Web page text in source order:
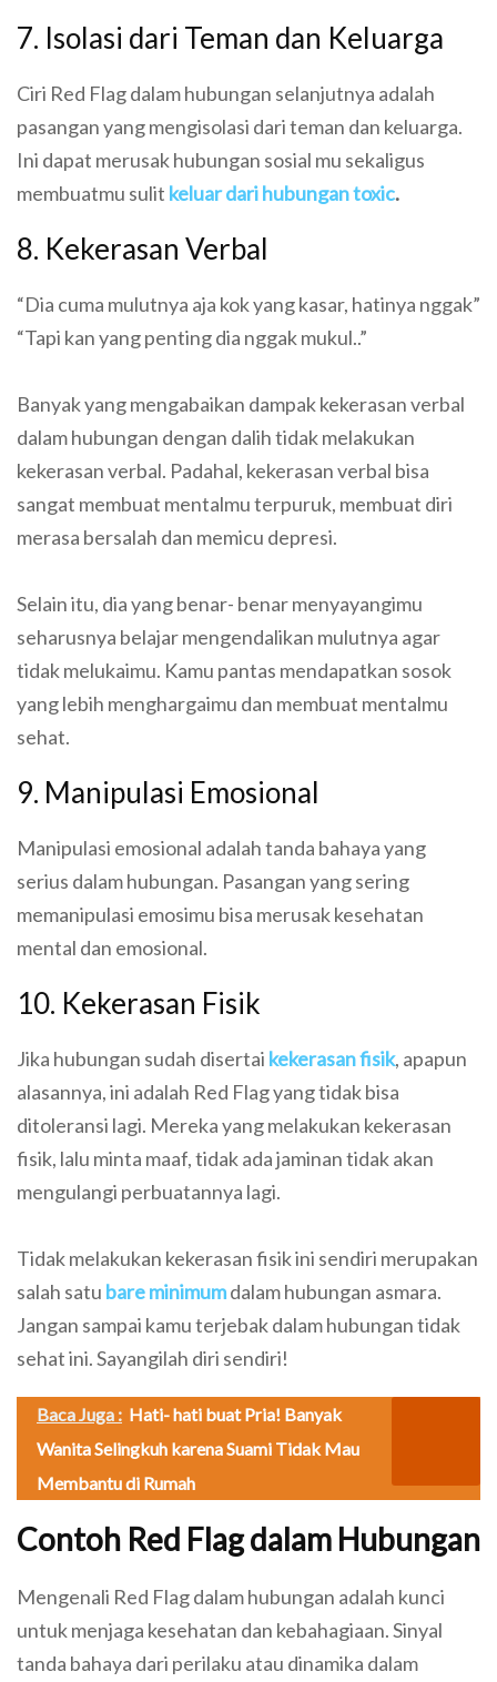
7. Isolasi dari Teman dan Keluarga
Ciri Red Flag dalam hubungan selanjutnya adalah
pasangan yang mengisolasi dari teman dan keluarga.
Ini dapat merusak hubungan sosial mu sekaligus
membuatmu sulit keluar dari hubungan toxic.
8. Kekerasan Verbal
“Dia cuma mulutnya aja kok yang kasar, hatinya nggak”
“Tapi kan yang penting dia nggak mukul..”
Banyak yang mengabaikan dampak kekerasan verbal
dalam hubungan dengan dalih tidak melakukan
kekerasan verbal. Padahal, kekerasan verbal bisa
sangat membuat mentalmu terpuruk, membuat diri
merasa bersalah dan memicu depresi.
Selain itu, dia yang benar- benar menyayangimu
seharusnya belajar mengendalikan mulutnya agar
tidak melukaimu. Kamu pantas mendapatkan sosok
yang lebih menghargaimu dan membuat mentalmu
sehat.
9. Manipulasi Emosional
Manipulasi emosional adalah tanda bahaya yang
serius dalam hubungan. Pasangan yang sering
memanipulasi emosimu bisa merusak kesehatan
mental dan emosional.
10. Kekerasan Fisik
Jika hubungan sudah disertai kekerasan fisik, apapun
alasannya, ini adalah Red Flag yang tidak bisa
ditoleransi lagi. Mereka yang melakukan kekerasan
fisik, lalu minta maaf, tidak ada jaminan tidak akan
mengulangi perbuatannya lagi.
Tidak melakukan kekerasan fisik ini sendiri merupakan
salah satu bare minimumdalam hubungan asmara.
Jangan sampai kamu terjebak dalam hubungan tidak
sehat ini. Sayangilah diri sendiri!
Baca Juga : Hati- hati buat Pria! Banyak
Wanita Selingkuh karena Suami Tidak Mau
Membantu di Rumah
Contoh Red Flag dalam Hubungan
Mengenali Red Flag dalam hubungan adalah kunci
untuk menjaga kesehatan dan kebahagiaan. Sinyal
tanda bahaya dari perilaku atau dinamika dalam